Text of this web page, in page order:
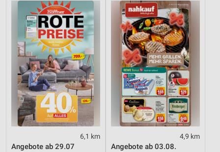
6,1 km
Angebote ab 29.07
4,9 km
Angebote ab 03.08.